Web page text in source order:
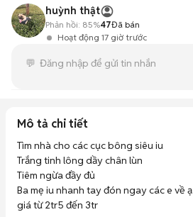
huỳnh thật
Hoạt động 17 giờ trước
Phản hồi: 85%47Đã bán
Mô tả chi tiết
Tìm nhà cho các cục bông siêu iu
Trắng tinh lông dầy chân lùn
Tiêm ngừa đầy đủ
Ba mẹ iu nhanh tay đón ngay các e về ạ
giá từ 2tr5 đến 3tr